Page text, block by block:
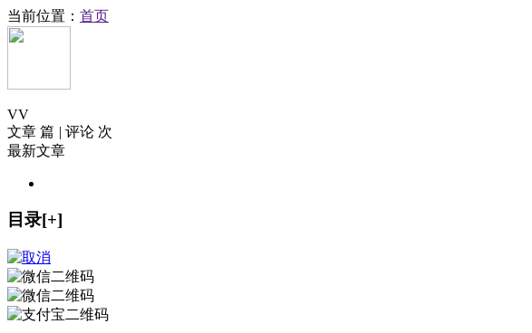
当前位置： 首页
VV
文章 篇 | 评论 次
最新文章
目录[+]